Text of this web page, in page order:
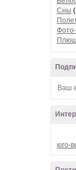
Сны
Фото-
юго-